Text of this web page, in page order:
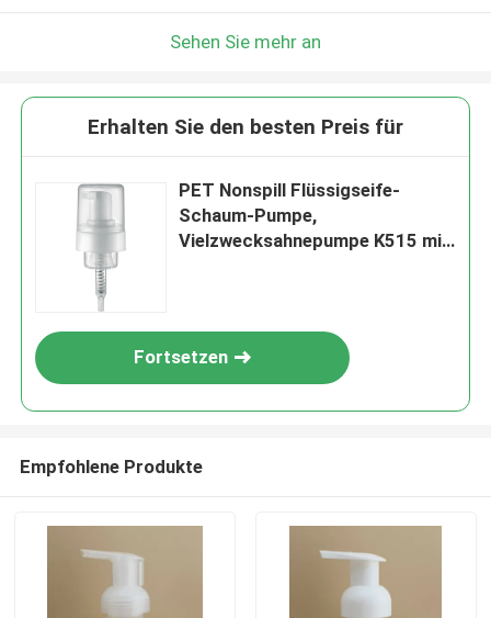
Sehen Sie mehr an
Erhalten Sie den besten Preis für
PET Nonspill Flüssigseife-
Schaum-Pumpe,
Vielzwecksahnepumpe K515 mit
Fortsetzen
Empfohlene Produkte